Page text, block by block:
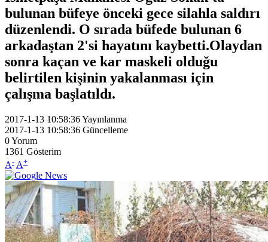
bulunan büfeye önceki gece silahla saldırı
düzenlendi. O sırada büfede bulunan 6
arkadaştan 2'si hayatını kaybetti.Olaydan
sonra kaçan ve kar maskeli olduğu
belirtilen kişinin yakalanması için
çalışma başlatıldı.
2017-1-13 10:58:36Yayınlanma
2017-1-13 10:58:36 Güncelleme
0Yorum
1361 Gösterim
A- A+